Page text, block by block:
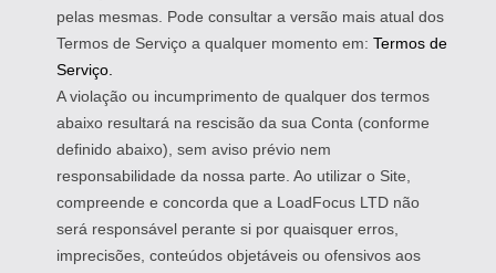
pelas mesmas. Pode consultar a versão mais atual dos
Termos de Serviço a qualquer momento em: Termos de
Serviço.
A violação ou incumprimento de qualquer dos termos
abaixo resultará na rescisão da sua Conta (conforme
definido abaixo), sem aviso prévio nem
responsabilidade da nossa parte. Ao utilizar o Site,
compreende e concorda que a LoadFocus LTD não
será responsável perante si por quaisquer erros,
imprecisões, conteúdos objetáveis ou ofensivos aos